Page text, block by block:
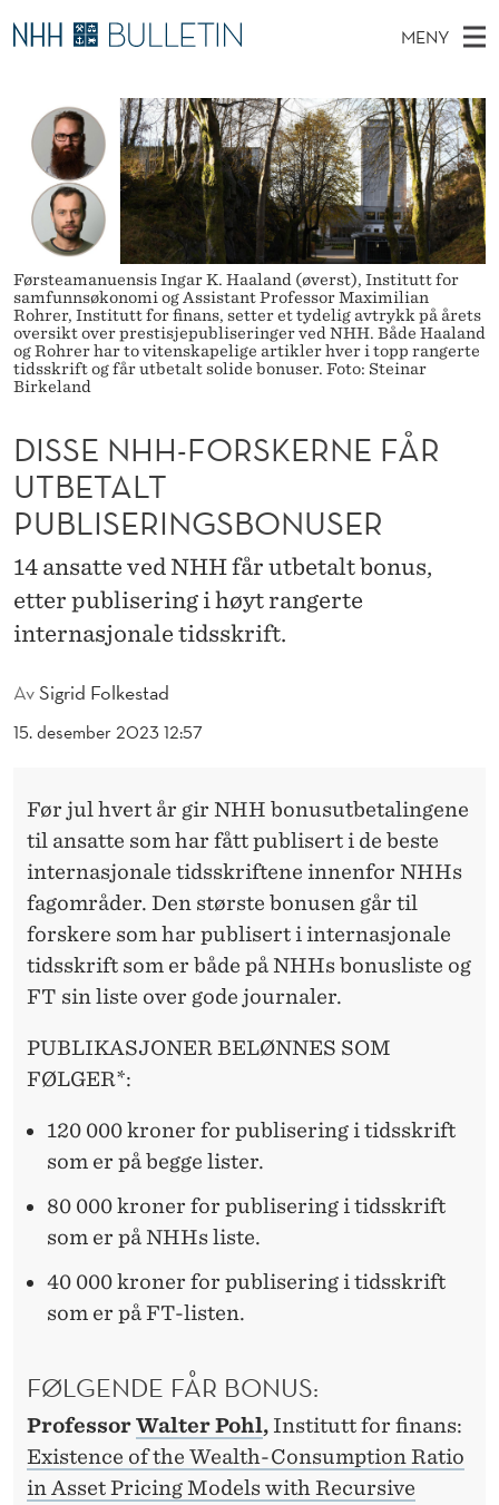
D
H
H
F
O
R
S
K
E
R
N
E
MENY
M
E
N
Y
E
T
Stipendiater og nye forskerprofiler
Disputaser
Ekspertutvalg
Om Bulletin
Førsteamanuensis Ingar K. Haaland (øverst), Institutt for
samfunnsøkonomi og Assistant Professor Maximilian
Rohrer, Institutt for finans, setter et tydelig avtrykk på årets
oversikt over prestisjepubliseringer ved NHH. Både Haaland
og Rohrer har to vitenskapelige artikler hver i topp rangerte
tidsskrift og får utbetalt solide bonuser. Foto: Steinar
Birkeland
AvSigrid Folkestad
15. desember 2023 12:57
DISSE NHH-FORSKERNE FÅR
UTBETALT
PUBLISERINGSBONUSER
14 ansatte ved NHH får utbetalt bonus,
etter publisering i høyt rangerte
internasjonale tidsskrift.
Før jul hvert år gir NHH bonusutbetalingene
til ansatte som har fått publisert i de beste
internasjonale tidsskriftene innenfor NHHs
fagområder. Den største bonusen går til
forskere som har publisert i internasjonale
tidsskrift som er både på NHHs bonusliste og
FT sin liste over gode journaler.
PUBLIKASJONER BELØNNES SOM
FØLGER*:
120 000 kroner for publisering i tidsskrift
som er på begge lister.
80 000 kroner for publisering i tidsskrift
som er på NHHs liste.
40 000 kroner for publisering i tidsskrift
som er på FT-listen.
FØLGENDE FÅR BONUS:
ProfessorWalter Pohl, Institutt for finans:
Existence of the Wealth-Consumption Ratio
in Asset Pricing Models with Recursive